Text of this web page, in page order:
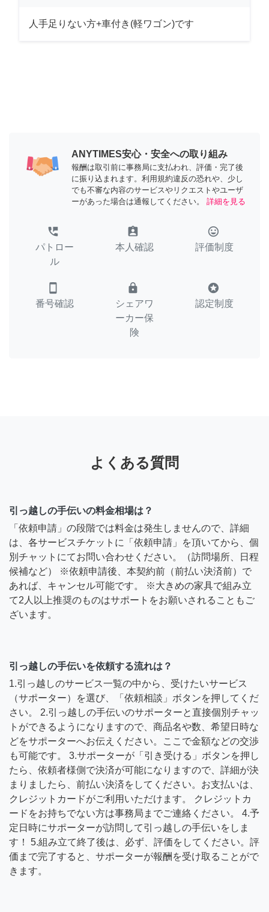
人手足りない方+車付き(軽ワゴン)です
ANYTIMES安心・安全への取り組み
報酬は取引前に事務局に支払われ、評価・完了後
に振り込まれます。利用規約違反の恐れや、少し
でも不審な内容のサービスやリクエストやユーザ
ーがあった場合は通報してください。
詳細を見る
perm_phone_msg
パトロー
ル
assignment_ind
本人確認
tag_faces
評価制度
smartphone
番号確認
lock
シェアワ
ーカー保
険
stars
認定制度
よくある質問
引っ越しの手伝いの料金相場は？
「依頼申請」の段階では料金は発生しませんので、詳細
は、各サービスチケットに「依頼申請」を頂いてから、個
別チャットにてお問い合わせください。（訪問場所、日程
候補など） ※依頼申請後、本契約前（前払い決済前）で
あれば、キャンセル可能です。 ※大きめの家具で組み立
て2人以上推奨のものはサポートをお願いされることもご
ざいます。
引っ越しの手伝いを依頼する流れは？
1.引っ越しのサービス一覧の中から、受けたいサービス
（サポーター）を選び、「依頼相談」ボタンを押してくだ
さい。 2.引っ越しの手伝いのサポーターと直接個別チャッ
トができるようになりますので、商品名や数、希望日時な
どをサポーターへお伝えください。ここで金額などの交渉
も可能です。 3.サポーターが「引き受ける」ボタンを押し
たら、依頼者様側で決済が可能になりますので、詳細が決
まりましたら、前払い決済をしてください。お支払いは、
クレジットカードがご利用いただけます。 クレジットカ
ードをお持ちでない方は事務局までご連絡ください。 4.予
定日時にサポーターが訪問して引っ越しの手伝いをしま
す！ 5.組み立て終了後は、必ず、評価をしてください。評
価まで完了すると、サポーターが報酬を受け取ることがで
きます。